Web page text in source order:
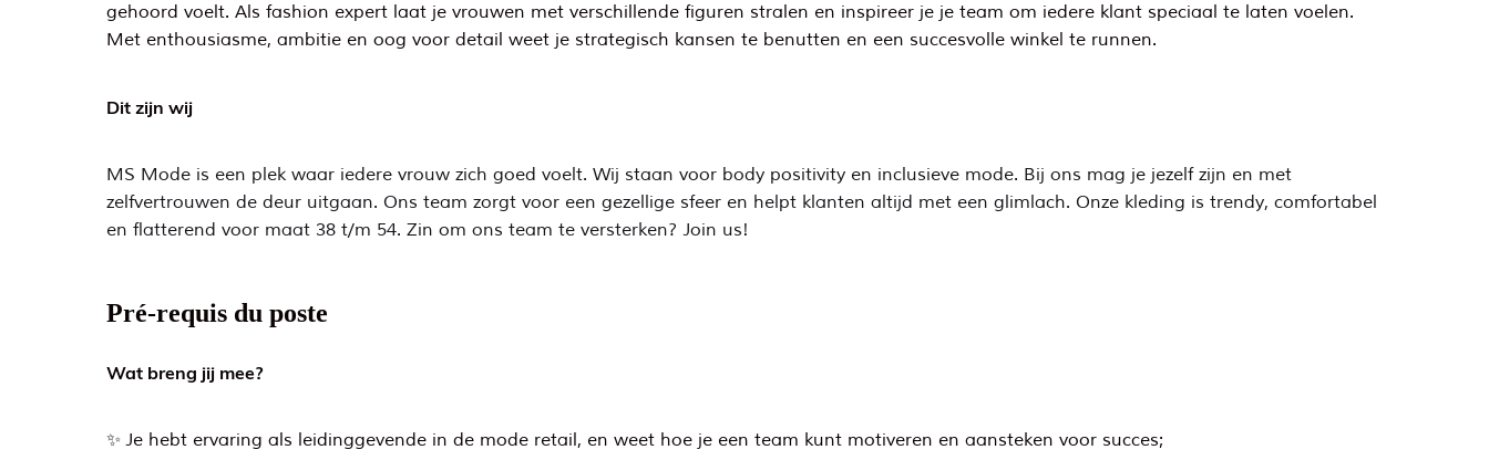
gehoord voelt. Als fashion expert laat je vrouwen met verschillende figuren stralen en inspireer je je team om iedere klant speciaal te laten voelen.
Met enthousiasme, ambitie en oog voor detail weet je strategisch kansen te benutten en een succesvolle winkel te runnen.
Dit zijn wij
MS Mode is een plek waar iedere vrouw zich goed voelt. Wij staan voor body positivity en inclusieve mode. Bij ons mag je jezelf zijn en met
zelfvertrouwen de deur uitgaan. Ons team zorgt voor een gezellige sfeer en helpt klanten altijd met een glimlach. Onze kleding is trendy, comfortabel
en flatterend voor maat 38 t/m 54. Zin om ons team te versterken? Join us!
Pré-requis du poste
Wat breng jij mee?
✨ Je hebt ervaring als leidinggevende in de mode retail, en weet hoe je een team kunt motiveren en aansteken voor succes;